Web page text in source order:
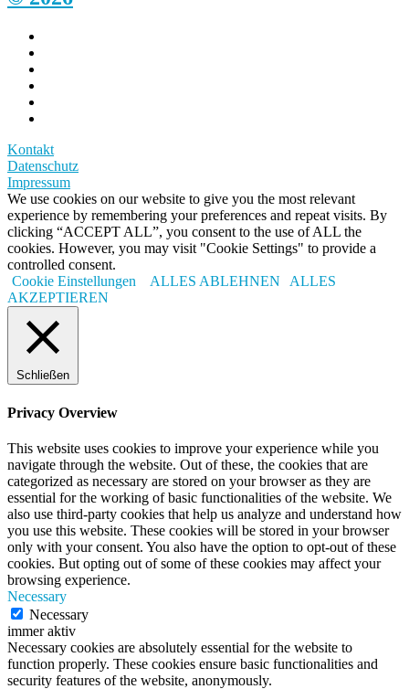
Kontakt
Datenschutz
Impressum
We use cookies on our website to give you the most relevant
experience by remembering your preferences and repeat visits. By
clicking “ACCEPT ALL”, you consent to the use of ALL the
cookies. However, you may visit "Cookie Settings" to provide a
controlled consent.
Cookie Einstellungen
ALLES ABLEHNEN
ALLES
AKZEPTIEREN
Schließen
Privacy Overview
This website uses cookies to improve your experience while you
navigate through the website. Out of these, the cookies that are
categorized as necessary are stored on your browser as they are
essential for the working of basic functionalities of the website. We
also use third-party cookies that help us analyze and understand how
you use this website. These cookies will be stored in your browser
only with your consent. You also have the option to opt-out of these
cookies. But opting out of some of these cookies may affect your
browsing experience.
Necessary
Necessary
immer aktiv
Necessary cookies are absolutely essential for the website to
function properly. These cookies ensure basic functionalities and
security features of the website, anonymously.